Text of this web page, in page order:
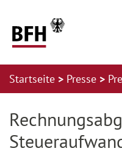
Startseite Presse